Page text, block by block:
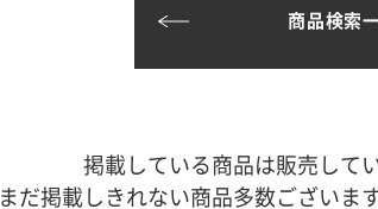
商品検索
掲載している商品は販売して
まだ掲載しきれない商品多数ございま